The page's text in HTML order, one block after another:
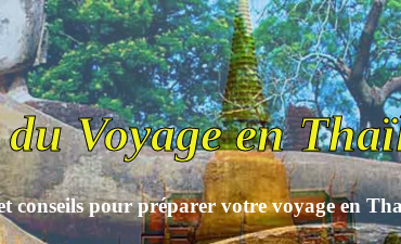
Voyage en
conseils pour préparer votre voyage en